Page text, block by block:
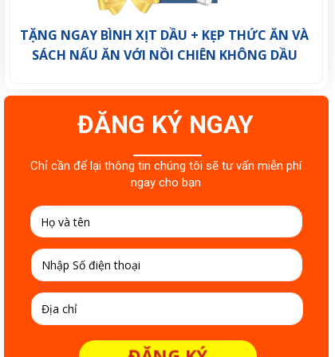
Chỉ cần để lại thông tin chúng tôi sẽ tư vấn miễn phí
ngay cho bạn
ĐĂNG KÝ NGAY
TẶNG NGAY BÌNH XỊT DẦU + KẸP THỨC ĂN VÀ
SÁCH NẤU ĂN VỚI NỒI CHIÊN KHÔNG DẦU